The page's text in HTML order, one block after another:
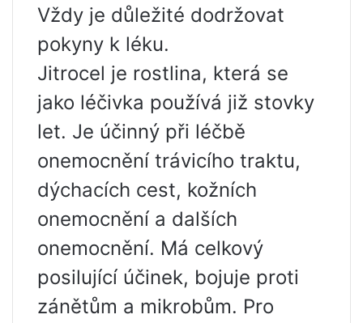
Vždy je důležité dodržovat
pokyny k léku.
Jitrocel je rostlina, která se
jako léčivka používá již stovky
let. Je účinný při léčbě
onemocnění trávicího traktu,
dýchacích cest, kožních
onemocnění a dalších
onemocnění. Má celkový
posilující účinek, bojuje proti
zánětům a mikrobům. Pro